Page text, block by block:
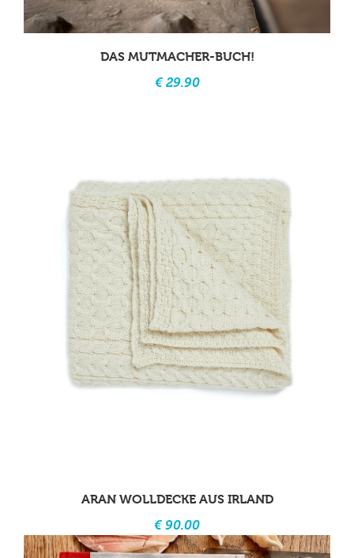
DAS MUTMACHER-BUCH!
€ 29.90
ARAN WOLLDECKE AUS IRLAND
€ 90.00